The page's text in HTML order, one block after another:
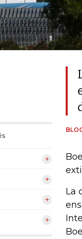
La